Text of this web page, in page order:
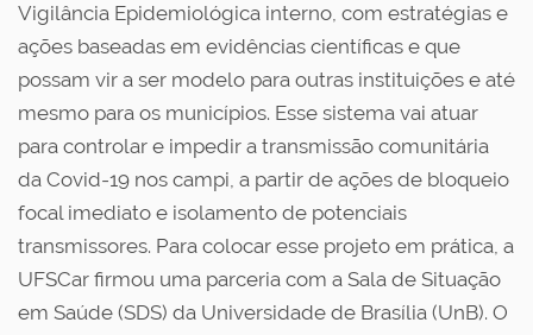
Vigilância Epidemiológica interno, com estratégias e
ações baseadas em evidências científicas e que
possam vir a ser modelo para outras instituições e até
mesmo para os municípios. Esse sistema vai atuar
para controlar e impedir a transmissão comunitária
da Covid-19 nos campi, a partir de ações de bloqueio
focal imediato e isolamento de potenciais
transmissores. Para colocar esse projeto em prática, a
UFSCar firmou uma parceria com a Sala de Situação
em Saúde (SDS) da Universidade de Brasília (UnB). O